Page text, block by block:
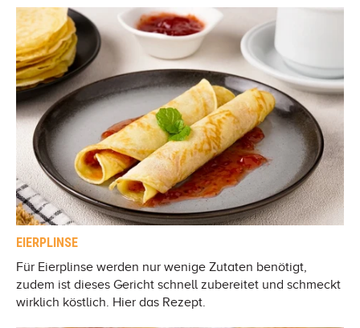
EIERPLINSE
Für Eierplinse werden nur wenige Zutaten benötigt,
zudem ist dieses Gericht schnell zubereitet und schmeckt
wirklich köstlich. Hier das Rezept.